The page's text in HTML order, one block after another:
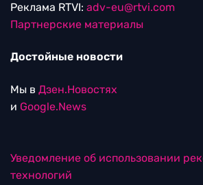
Реклама RTVI: adv-eu@rtvi.com
Партнерские материалы
Достойные новости
Мы в Дзен.Новостях
и Google.News
Уведомление об использовании
технологий